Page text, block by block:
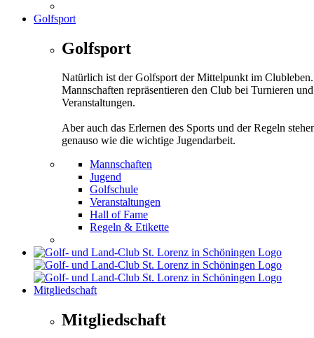
Golfsport
Golfsport
Natürlich ist der Golfsport der Mittelpunkt im
Mannschaften repräsentieren den Club bei Turnieren und
Veranstaltungen.
Aber auch das Erlernen des Sports und der Regeln
genauso wie die wichtige Jugendarbeit.
Mannschaften
Jugend
Golfschule
Veranstaltungen
Hall of Fame
Regeln & Etikette
Mitgliedschaft
Mitgliedschaft